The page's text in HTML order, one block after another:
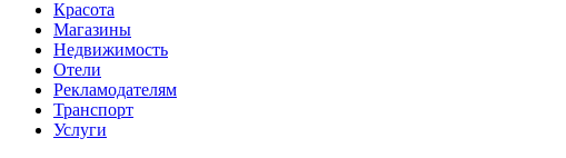
Красота
Магазины
Недвижимость
Отели
Рекламодателям
Транспорт
Услуги